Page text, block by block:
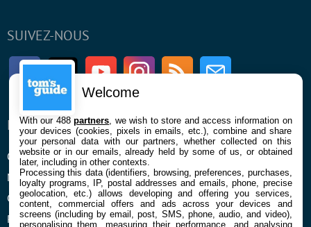
SUIVEZ-NOUS
FacebookTwitter Youtube InstagramRSS Newsletter
ENTREPRISE
Qui sommes nous
Mentions légales et CGU
Confidentialité et Cookies
Préférences cookies
À PROPOS
La rédaction
Contact
Welcome
With our 488partners , we wish to store and access information on
your devices (cookies, pixels in emails, etc.), combine and share
your personal data with our partners, whether collected on this
website or in our emails, already held by some of us, or obtained
later, including in other contexts.
Processing this data (identifiers, browsing, preferences, purchases,
loyalty programs, IP, postal addresses and emails, phone, precise
geolocation, etc.) allows developing and offering you services,
content, commercial offers and ads across your devices and
screens (including by email, post, SMS, phone, audio, and video),
personalising them, measuring their performance, and analysing